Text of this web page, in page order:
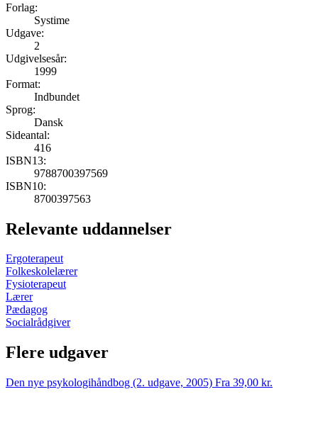
Forlag:
Systime
Udgave:
2
Udgivelsesår:
1999
Format:
Indbundet
Sprog:
Dansk
Sideantal:
416
ISBN13:
9788700397569
ISBN10:
8700397563
Relevante uddannelser
Ergoterapeut
Folkeskolelærer
Fysioterapeut
Lærer
Pædagog
Socialrådgiver
Flere udgaver
Den nye psykologihåndbog (2. udgave, 2005) Fra 39,00 kr.